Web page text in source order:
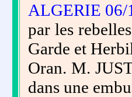
ALGERIE 06/
par les
Garde et
Oran. M.
dans une